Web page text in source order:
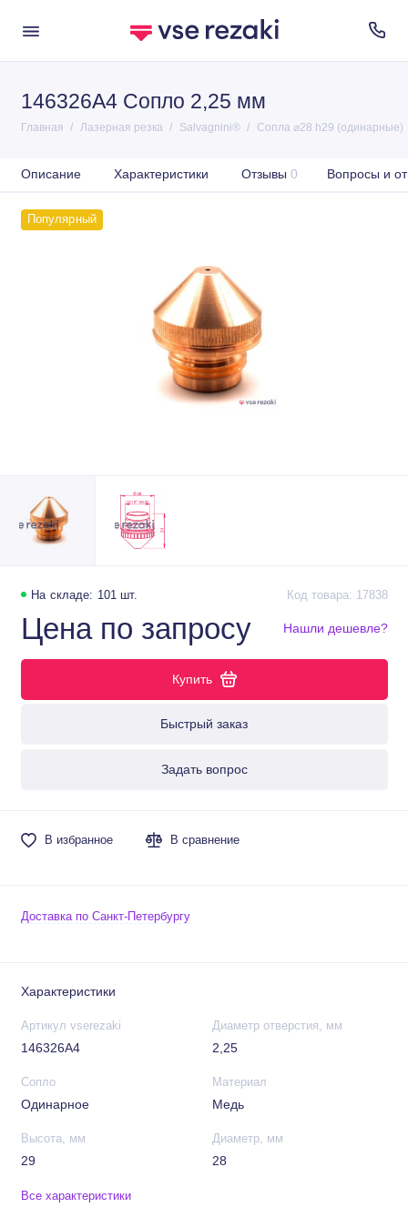
146326A4 Сопло 2,25 мм
Главная Лазерная резка Salvagnini® Сопла ⌀28 h29 (одинарные)
Описание Характеристики Отзывы 0 Вопросы и
Популярный
На складе: 101 шт. Код товара: 17838
Цена по запросу
Купить
Быстрый заказ
Задать вопрос
Нашли дешевле?
В избранное В сравнение
Доставка по Санкт-Петербургу
Характеристики
Артикул vserezaki
146326A4
Диаметр отверстия, мм
2,25
Сопло
Одинарное
Материал
Медь
Высота, мм
29
Диаметр, мм
28
Все характеристики